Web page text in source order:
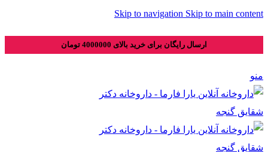
Skip to navigation Skip to main content
ارسال رایگان برای خرید بالای 4000000 تومان
منو